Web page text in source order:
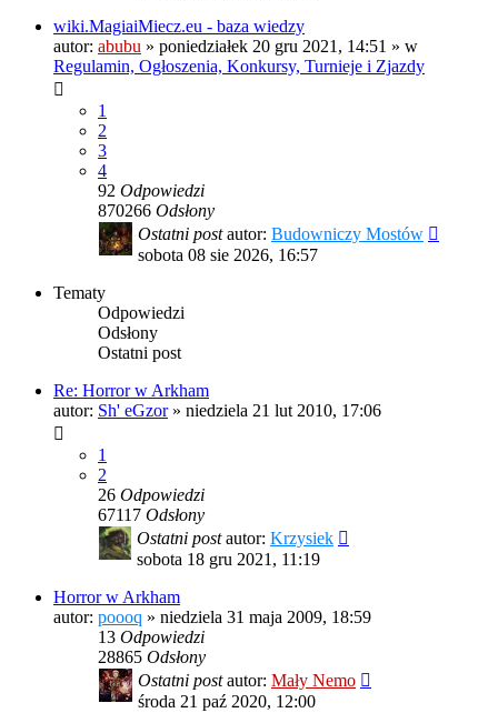
wiki.MagiaiMiecz.eu - baza wiedzy
autor: abubu » poniedziałek 20 gru 2021, 14:51 » w
Regulamin, Ogłoszenia, Konkursy, Turnieje i Zjazdy
1
2
3
4
92 Odpowiedzi
870266 Odsłony
Ostatni postautor: Budowniczy Mostów
sobota 08 sie 2026, 16:57
Tematy
Odpowiedzi
Odsłony
Ostatni post
Re: Horror w Arkham
autor: Sh' eGzor» niedziela 21 lut 2010, 17:06
1
2
26 Odpowiedzi
67117 Odsłony
Ostatni postautor: Krzysiek
sobota 18 gru 2021, 11:19
Horror w Arkham
autor: poooq » niedziela 31 maja 2009, 18:59
13 Odpowiedzi
28865 Odsłony
Ostatni postautor: Mały Nemo
środa 21 paź 2020, 12:00